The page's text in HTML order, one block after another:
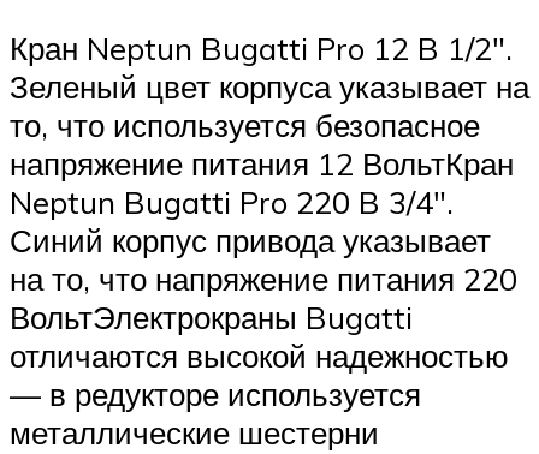
Кран Neptun Bugatti Pro 12 B 1/2″.
Зеленый цвет корпуса указывает на
то, что используется безопасное
напряжение питания 12 ВольтКран
Neptun Bugatti Pro 220 B 3/4″.
Синий корпус привода указывает
на то, что напряжение питания 220
ВольтЭлектрокраны Bugatti
отличаются высокой надежностью
— в редукторе используется
металлические шестерни